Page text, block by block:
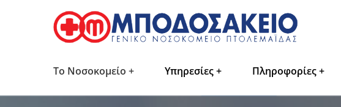
Το Νοσοκομείο Υπηρεσίες Πληροφορίες